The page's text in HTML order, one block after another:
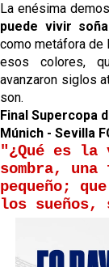
La enésima
puede vivir
como metáfora de
esos colores,
avanzaron siglos
son.
Final Supercopa
Múnich - Sevilla
"¿Qué es la
sombra,
pequeño;
los sueños,